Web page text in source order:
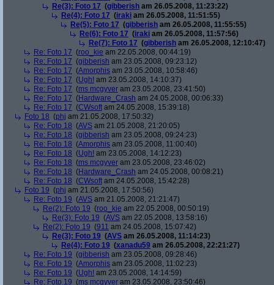
Re(3): Foto 17 (gibberish am 26.05.2008, 11:23:22)
Re(4): Foto 17 (iraki am 26.05.2008, 11:51:55)
Re(5): Foto 17 (gibberish am 26.05.2008, 11:55:55)
Re(6): Foto 17 (iraki am 26.05.2008, 11:57:56)
Re(7): Foto 17 (gibberish am 26.05.2008, 12:10:47)
Re: Foto 17 (roo_kie am 22.05.2008, 00:44:19)
Re: Foto 17 (gibberish am 23.05.2008, 09:23:12)
Re: Foto 17 (Amorphis am 23.05.2008, 10:58:46)
Re: Foto 17 (Ugh! am 23.05.2008, 14:10:37)
Re: Foto 17 (ms mcgyver am 23.05.2008, 23:41:50)
Re: Foto 17 (Hardware_Crash am 24.05.2008, 00:06:33)
Re: Foto 17 (CWsoft am 24.05.2008, 15:39:18)
Foto 18 (phj am 21.05.2008, 17:50:32)
Re: Foto 18 (AVS am 21.05.2008, 21:20:05)
Re: Foto 18 (gibberish am 23.05.2008, 09:24:23)
Re: Foto 18 (Amorphis am 23.05.2008, 11:00:40)
Re: Foto 18 (Ugh! am 23.05.2008, 14:12:23)
Re: Foto 18 (ms mcgyver am 23.05.2008, 23:46:02)
Re: Foto 18 (Hardware_Crash am 24.05.2008, 00:08:21)
Re: Foto 18 (CWsoft am 24.05.2008, 15:42:28)
Foto 19 (phj am 21.05.2008, 17:50:56)
Re: Foto 19 (AVS am 21.05.2008, 21:21:47)
Re(2): Foto 19 (roo_kie am 22.05.2008, 00:50:19)
Re(3): Foto 19 (AVS am 22.05.2008, 13:58:16)
Re(2): Foto 19 (911 am 24.05.2008, 15:07:42)
Re(3): Foto 19 (AVS am 26.05.2008, 11:14:23)
Re(4): Foto 19 (xanadu59 am 26.05.2008, 22:21:27)
Re: Foto 19 (gibberish am 23.05.2008, 09:28:46)
Re: Foto 19 (Amorphis am 23.05.2008, 11:02:23)
Re: Foto 19 (Ugh! am 23.05.2008, 14:14:59)
Re: Foto 19 (ms mcgyver am 23.05.2008, 23:50:46)